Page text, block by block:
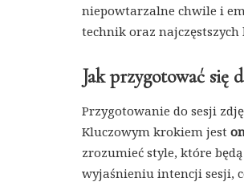
niepowtarzalne chwile i
technik oraz najczęstszych
Jak przygotować się
Przygotowanie do sesji
Kluczowym krokiem jest
zrozumieć style, które
wyjaśnieniu intencji sesji,